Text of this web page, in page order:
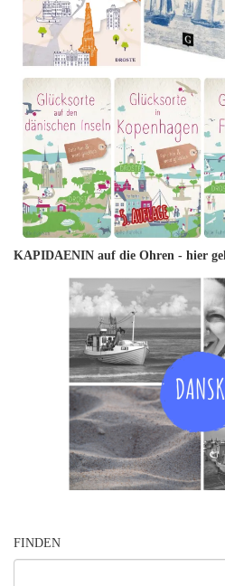
KAPIDAENIN auf die Ohren - hier
FINDEN